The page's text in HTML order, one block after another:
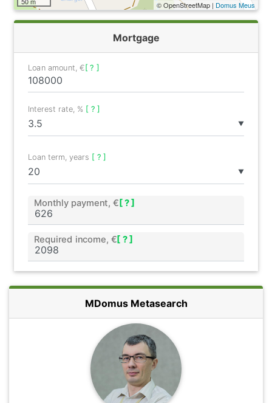
© OpenStreetMap | Domus Meus
Mortgage
Loan amount, €[ ? ]
▼
Interest rate, % [ ? ]
▼
Loan term, years [ ? ]
Monthly payment, € [ ? ]
Required income, €[ ? ]
MDomus Metasearch